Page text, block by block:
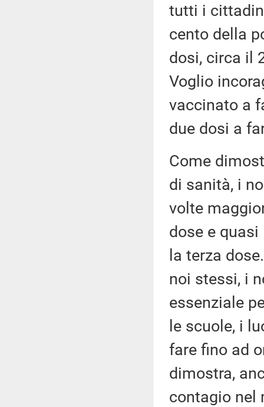
tutti i
cento della
dosi, circa il
Voglio
vaccinato a
due dosi a
Come
di sanità, i
volte
dose e
la terza
noi stessi, i
essenziale
le scuole, i
fare fino ad
dimostra,
contagio nel